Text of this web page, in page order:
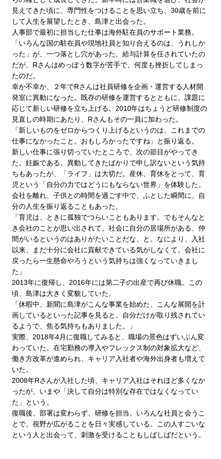
見えてきた頃に、専門性をつけることを思い立ち、30歳を前に
して人生を展望したとき、島津と出会った。
人事部で最初に担当した仕事は海外駐在員のサポート業務。
「いろんな国の駐在員や現地社員と知り合えるのは、うれしか
った」が、一つ落とし穴があった。給与計算を任されていたの
だが、Rさんはめっぽう数字が苦手で、何度も挫折してしまっ
たのだ。
幸か不幸か、２年でRさんは社員研修を企画・運営する人材開
発室に異動になった。既存の研修を運営するとともに、課題に
応じて新しい研修を立ち上げる。2010年はちょうど研修制度の
見直しの時期にあたり、Rさんもその一員に加わった。
「新しいものをゼロからつくり上げるというのは、これまでの
仕事になかったこと。おもしろかったですね」と振り返る。
新しい仕事に張り切っていたところで、次の節目がやってき
た。妊娠である。異動してきたばかりで申し訳ないという気持
ちもあったが、「ライフ」は大切だ。産休、育休をとって、育
児という「自分の力ではどうにもならない世界」を体験した。
会社を離れ、子供との時間を過ごす中で、ふとした瞬間に、自
分の人生を振り返ることもあった。
「育児は、ときに孤独でつらいこともあります。でもそんなと
き会社のことが思い出されて。社会に自分の居場所がある、仲
間がいるというのはありがたいことだな、と。なにより、入社
以来、まだ十分に会社に貢献できている気がしなくて。会社に
戻ったら一生懸命やろうという気持ちは強くなっていきまし
た」
2013年に復帰し、2016年には第二子の出産で再び休職。この
頃、島津は大きく変貌していた。
「休暇中、新聞に島津がこんな事業を始めた、こんな展開を計
画しているといった記事を見ると、自分だけが取り残されてい
るようで、焦る気持ちもありました。」
実際、2018年4月に復職してみると、職場の景色はずいぶん変
わっていた。在宅勤務の導入やフレックス制の対象拡大など、
働き方改革が進められ、キャリア入社者や海外出身者も増えて
いた。
2008年Rさんが入社した頃、キャリア入社はそれほど多くなか
ったが、いまや「決して自分は特別な存在ではなくなってい
た」という。
復職後、部署は変わらず、研修を担当。いろんな社員と会うこ
とで、視野が広がることを日々実感している。この人すごいな
という人と出会って、刺激を受けることもしばしばだという。